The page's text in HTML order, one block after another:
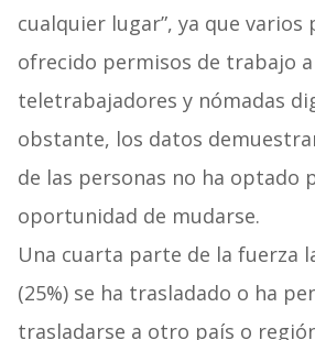
cualquier lugar”, ya que varios
ofrecido permisos de trabajo a
teletrabajadores y nómadas
obstante, los datos
de las personas no ha optado
oportunidad de mudarse.
Una cuarta parte de la fuerza
(25%) se ha trasladado o ha
trasladarse a otro país o